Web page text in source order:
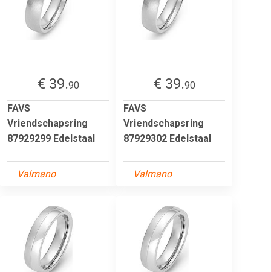
€ 39.90
FAVS
Vriendschapsring
87929299 Edelstaal
Valmano
€ 39.90
FAVS
Vriendschapsring
87929302 Edelstaal
Valmano